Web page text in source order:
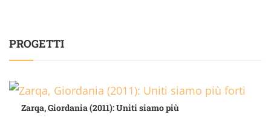
PROGETTI
Zarqa, Giordania (2011): Uniti siamo più